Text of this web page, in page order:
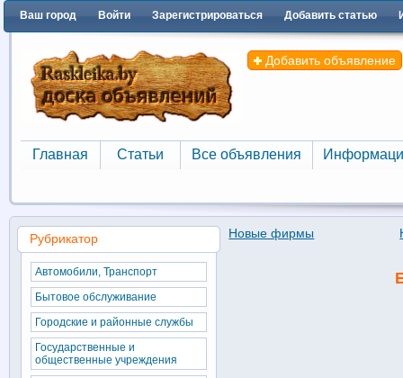
Ваш город Войти Зарегистрироваться Добавить статью
Добавить объявление
Главная
Главная
Статьи
Статьи
Все объявления
Все объявления
Новые фирмы
Рубрикатор
Автомобили, Транспорт
Бытовое обслуживание
Городские и районные службы
Государственные и
общественные учреждения